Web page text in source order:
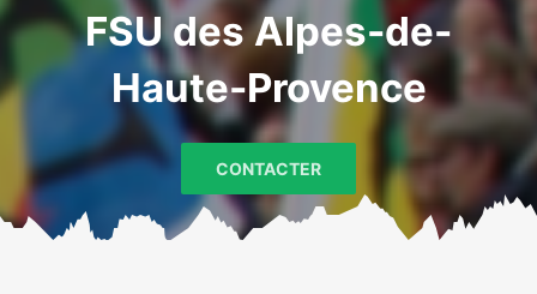
FSU des Alpes-de-
Haute-Provence
CONTACTER